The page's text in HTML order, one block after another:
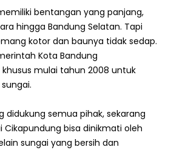
bentangan yang panjang,
hingga Bandung Selatan. Tapi
kotor dan baunya tidak sedap.
Kota Bandung
mulai tahun 2008 untuk
didukung semua pihak, sekarang
Cikapundung bisa dinikmati oleh
sungai yang bersih dan